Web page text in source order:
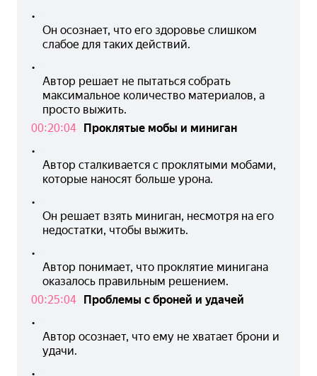
Он осознает, что его здоровье слишком
слабое для таких действий.
Автор решает не пытаться собрать
максимальное количество материалов, а
просто выжить.
00:20:04 Проклятые мобы и миниган
Автор сталкивается с проклятыми мобами,
которые наносят больше урона.
Он решает взять миниган, несмотря на его
недостатки, чтобы выжить.
Автор понимает, что проклятие минигана
оказалось правильным решением.
00:25:04 Проблемы с броней и удачей
Автор осознает, что ему не хватает брони и
удачи.